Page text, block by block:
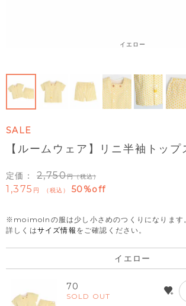
イエロー
SALE
【ルームウェア】リニ半袖トップ
定価： 2,750 （税込）
1,375 税込 50%off
※moimolnの服は少し小さめのつくりになります
詳しくはサイズ情報 をご確認ください。
イエロー
70
SOLD OUT